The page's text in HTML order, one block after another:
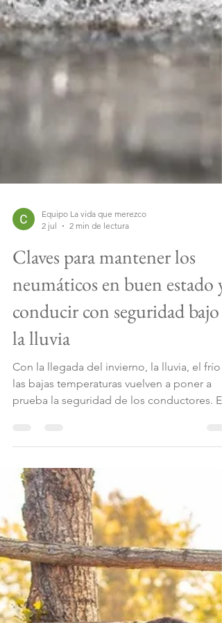
Equipo La vida que merezco
2 jul
Claves para mantener los
neumáticos en buen estado y
la lluvia
Con la llegada del invierno, la lluvia, el frío y
las bajas temperaturas vuelven a poner a
prueba la seguridad de los conductores. En
este contexto, Michelin recuerda que los
neumáticos son el único punto de contacto
entre el vehículo y el pavimento, por lo que
su estado es fundamental para mantener la
adherencia y el control del vehículo. Las
condiciones invernales pueden aumentar